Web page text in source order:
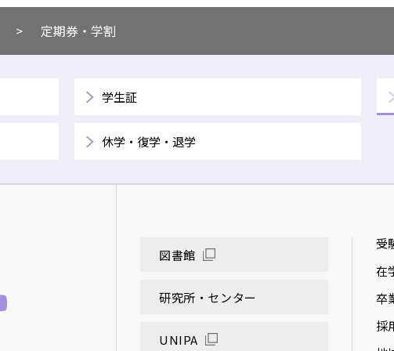
定期券・学割
学生証
休学・復学・退学
図書館
研究所・センター
UNIPA
受
在
卒
採